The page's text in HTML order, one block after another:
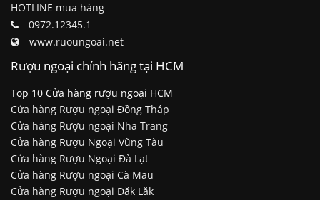
HOTLINE mua hàng
0972.12345.1
www.ruoungoai.net
Rượu ngoại chính hãng tại HCM
Top 10 Cửa hàng rượu ngoại HCM
Cửa hàng Rượu ngoại Đồng Tháp
Cửa hàng Rượu ngoại Nha Trang
Cửa hàng Rượu Ngoại Vũng Tàu
Cửa hàng Rượu Ngoại Đà Lạt
Cửa hàng Rượu ngoại Cà Mau
Cửa hàng Rượu ngoại Đăk Lăk